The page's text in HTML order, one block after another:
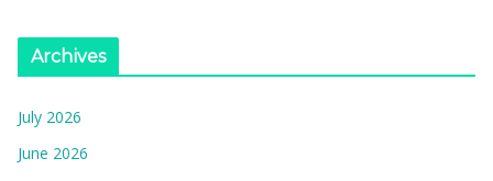
Archives
July 2026
June 2026